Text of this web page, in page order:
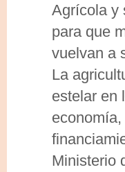
Agrícola y
para que
vuelvan a
La
estelar en
Ministerio